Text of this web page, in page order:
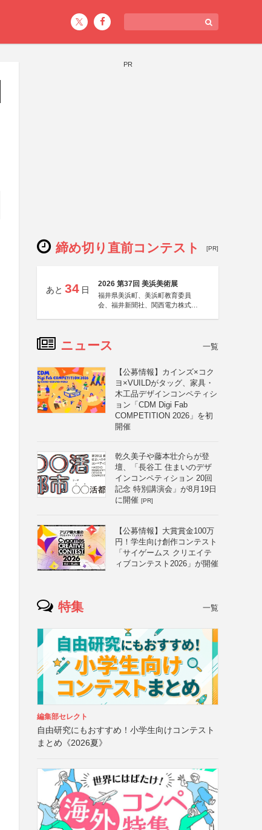
PR
締め切り直前コンテスト [PR]
あと 34 日
2026 第37回 美浜美術展
福井県美浜町、美浜町教育委員
会、福井新聞社、関西電力株式会
ニュース 一覧
【公募情報】カインズ×コク
ヨ×VUILDがタッグ、家具・
木工品デザインコンペティシ
ョン「CDM Digi Fab
COMPETITION 2026」を初
開催
乾久美子や藤本壮介らが登
壇、「長谷工 住まいのデザ
インコンペティション 20回
記念 特別講演会」が8月19日
に開催 [PR]
【公募情報】大賞賞金100万
円！学生向け創作コンテスト
「サイゲームス クリエイテ
ィブコンテスト2026」が開催
特集 一覧
編集部セレクト
自由研究にもおすすめ！小学生向けコンテスト
まとめ《2026夏》